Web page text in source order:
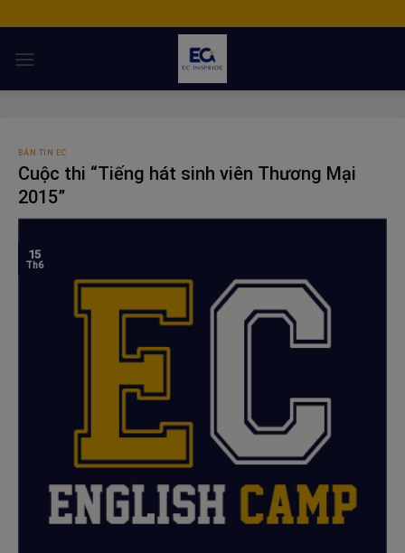
to
content
BẢN TIN EC
Cuộc thi “Tiếng hát sinh viên Thương Mại
2015”
15
Th6